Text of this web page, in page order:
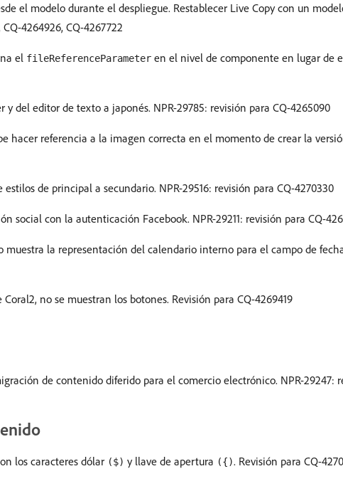
el modelo durante el despliegue. Restablecer Live Copy con un
4264926, CQ-4267722
el fileReferenceParameter en el nivel de componente en lugar de
del editor de texto a japonés. NPR-29785: revisión para CQ-4265090
hacer referencia a la imagen correcta en el momento de crear la
de principal a secundario. NPR-29516: revisión para CQ-4270330
social con la autenticación Facebook. NPR-29211: revisión para CQ-
la representación del calendario interno para el campo de
no se muestran los botones. Revisión para CQ-4269419
de contenido diferido para el comercio electrónico. NPR-29247:
los caracteres dólar ($) y llave de apertura ({). Revisión para CQ-